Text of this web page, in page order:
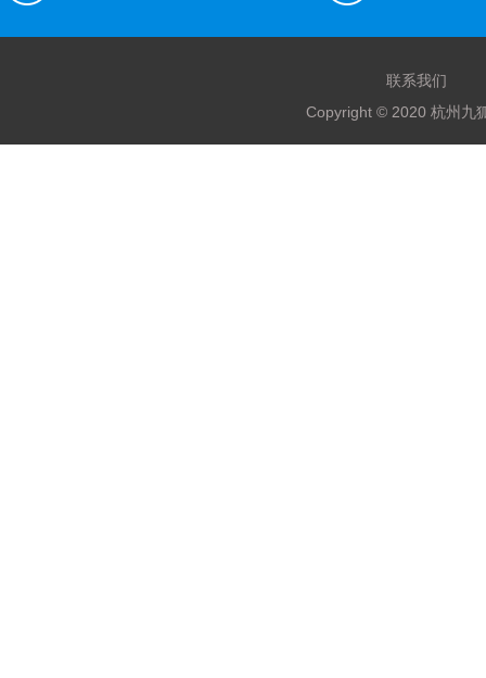
联系我们
Copyright © 2020 杭州九